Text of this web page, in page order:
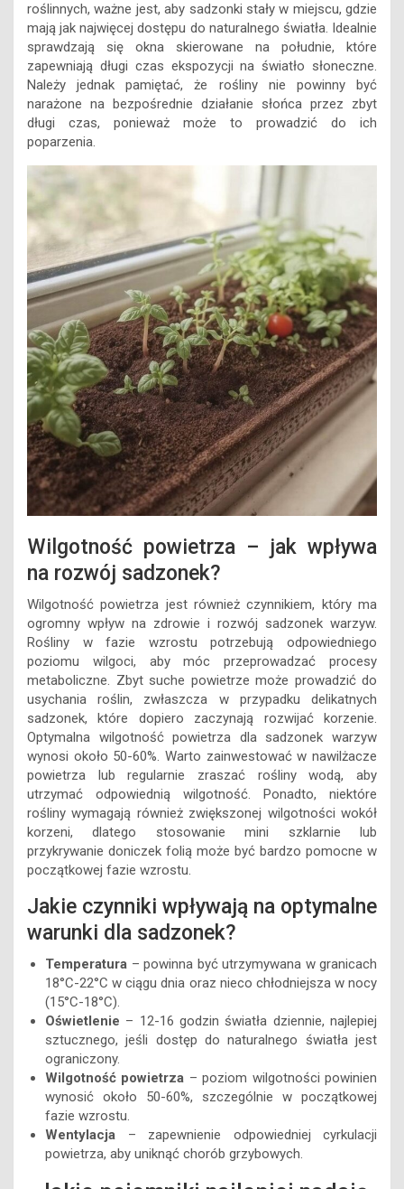
roślinnych, ważne jest, aby sadzonki stały w miejscu, gdzie
mają jak najwięcej dostępu do naturalnego światła. Idealnie
sprawdzają się okna skierowane na południe, które
zapewniają długi czas ekspozycji na światło słoneczne.
Należy jednak pamiętać, że rośliny nie powinny być
narażone na bezpośrednie działanie słońca przez zbyt
długi czas, ponieważ może to prowadzić do ich
poparzenia.
Wilgotność powietrza – jak wpływa
na rozwój sadzonek?
Wilgotność powietrza jest również czynnikiem, który ma
ogromny wpływ na zdrowie i rozwój sadzonek warzyw.
Rośliny w fazie wzrostu potrzebują odpowiedniego
poziomu wilgoci, aby móc przeprowadzać procesy
metaboliczne. Zbyt suche powietrze może prowadzić do
usychania roślin, zwłaszcza w przypadku delikatnych
sadzonek, które dopiero zaczynają rozwijać korzenie.
Optymalna wilgotność powietrza dla sadzonek warzyw
wynosi około 50-60%. Warto zainwestować w nawilżacze
powietrza lub regularnie zraszać rośliny wodą, aby
utrzymać odpowiednią wilgotność. Ponadto, niektóre
rośliny wymagają również zwiększonej wilgotności wokół
korzeni, dlatego stosowanie mini szklarnie lub
przykrywanie doniczek folią może być bardzo pomocne w
początkowej fazie wzrostu.
Jakie czynniki wpływają na optymalne
warunki dla sadzonek?
Temperatura – powinna być utrzymywana w granicach
18°C-22°C w ciągu dnia oraz nieco chłodniejsza w nocy
(15°C-18°C).
Oświetlenie – 12-16 godzin światła dziennie, najlepiej
sztucznego, jeśli dostęp do naturalnego światła jest
ograniczony.
Wilgotność powietrza – poziom wilgotności powinien
wynosić około 50-60%, szczególnie w początkowej
fazie wzrostu.
Wentylacja – zapewnienie odpowiedniej cyrkulacji
powietrza, aby uniknąć chorób grzybowych.